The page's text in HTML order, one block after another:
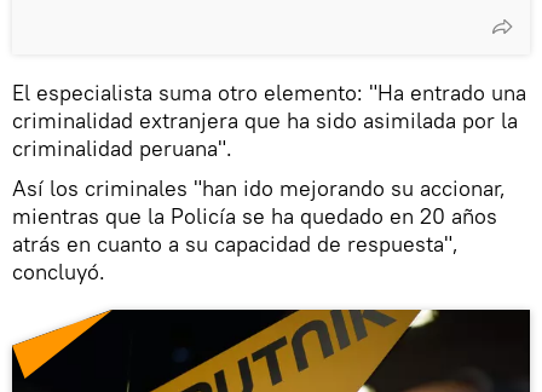
El especialista suma otro elemento: "Ha entrado una
criminalidad extranjera que ha sido asimilada por la
criminalidad peruana".
Así los criminales "han ido mejorando su accionar,
mientras que la Policía se ha quedado en 20 años
atrás en cuanto a su capacidad de respuesta",
concluyó.